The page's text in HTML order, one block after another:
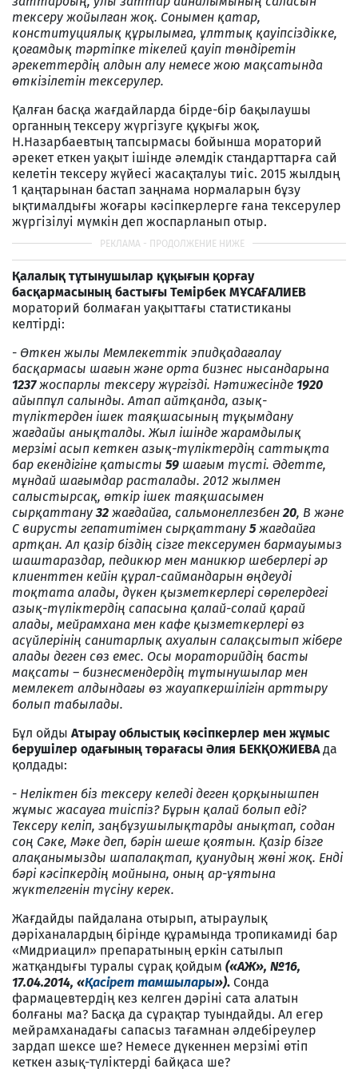
тексеру жойылған жоқ. Сонымен қатар,
конституциялық құрылымға, ұлттық қауіпсіздікке,
қоғамдық тәртіпке тікелей қауіп төндіретін
әрекеттердің алдын алу немесе жою мақсатында
өткізілетін тексерулер.
Қалған басқа жағдайларда бірде-бір бақылаушы
органның тексеру жүргізуге құқығы жоқ.
Н.Назарбаевтың тапсырмасы бойынша мораторий
әрекет еткен уақыт ішінде әлемдік стандарттарға сай
келетін тексеру жүйесі жасақталуы тиіс. 2015 жылдың
1 қаңтарынан бастап заңнама нормаларын бұзу
ықтималдығы жоғары кәсіпкерлерге ғана тексерулер
жүргізілуі мүмкін деп жоспарланып отыр.
Қалалық тұтынушылар құқығын қорғау
басқармасының бастығы Темірбек МҰСАҒАЛИЕВ
мораторий болмаған уақыттағы статистиканы
келтірді:
- Өткен жылы Мемлекеттік эпидқадағалау
басқармасы шағын және орта бизнес нысандарына
1237жоспарлы тексеру жүргізді. Нәтижесінде 1920
айыппұл салынды. Атап айтқанда, азық-
түліктерден ішек таяқшасының тұқымдану
жағдайы анықталды. Жыл ішінде жарамдылық
мерзімі асып кеткен азық-түліктердің саттықта
бар екендігіне қатысты 59 шағым түсті. Әдетте,
мұндай шағымдар расталады. 2012 жылмен
салыстырсақ, өткір ішек таяқшасымен
сырқаттану32 жағдайға, сальмонеллезбен 20, В және
С вирусты гепатитімен сырқаттану 5 жағдайға
артқан. Ал қазір біздің сізге тексерумен бармауымыз
шаштараздар, педикюр мен маникюр шеберлері әр
клиенттен кейін құрал-саймандарын өңдеуді
тоқтата алады, дүкен қызметкерлері сөрелердегі
азық-түліктердің сапасына қалай-солай қарай
алады, мейрамхана мен кафе қызметкерлері өз
асүйлерінің санитарлық ахуалын салақсытып жібере
алады деген сөз емес. Осы мораторийдің басты
мақсаты – бизнесмендердің тұтынушылар мен
мемлекет алдындағы өз жауапкершілігін арттыру
болып табылады.
Бұл ойды Атырау облыстық кәсіпкерлер мен жұмыс
берушілер одағының төрағасы Әлия БЕКҚОЖИЕВАда
қолдады:
- Неліктен біз тексеру келеді деген қорқынышпен
жұмыс жасауға тиіспіз? Бұрын қалай болып еді?
Тексеру келіп, заңбұзушылықтарды анықтап, содан
соң Сәке, Мәке деп, бәрін шеше қоятын. Қазір бізге
алақанымызды шапалақтап, қуанудың жөні жоқ. Енді
бәрі кәсіпкердің мойнына, оның ар-ұятына
жүктелгенін түсіну керек.
Жағдайды пайдалана отырып, атыраулық
дәріханалардың бірінде құрамында тропикамиді бар
«Мидриацил» препаратының еркін сатылып
жатқандығы туралы сұрақ қойдым («АЖ», №16,
17.04.2014, «Қасірет тамшылары»). Сонда
фармацевтердің кез келген дәріні сата алатын
болғаны ма? Басқа да сұрақтар туындайды. Ал егер
мейрамханадағы сапасыз тағамнан әлдебіреулер
зардап шексе ше? Немесе дүкеннен мерзімі өтіп
кеткен азық-түліктерді байқаса ше?